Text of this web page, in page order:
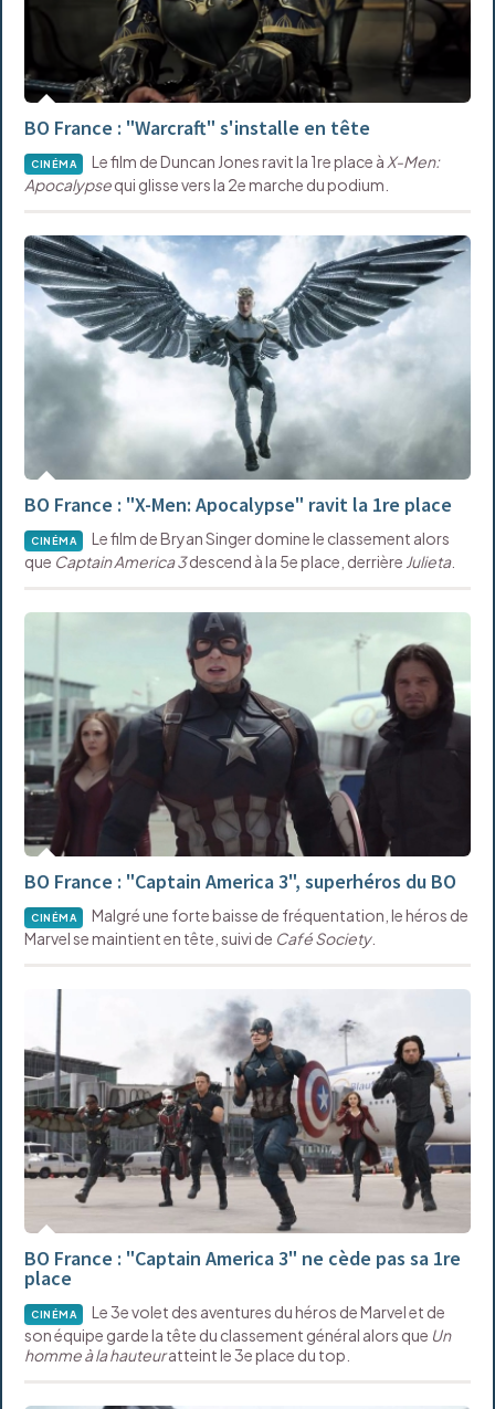
BO France : "Warcraft" s'installe en tête
CINÉMA Le film de Duncan Jones ravit la 1re place à X-Men:
Apocalypsequi glisse vers la 2e marche du podium.
BO France : "X-Men: Apocalypse" ravit la 1re place
CINÉMA
Le film de Bryan Singer domine le classement alors
que Captain America 3descend à la 5e place, derrière Julieta.
BO France : "Captain America 3", superhéros du BO
CINÉMA
Malgré une forte baisse de fréquentation, le héros de
Marvel se maintient en tête, suivi de Café Society.
BO France : "Captain America 3" ne cède pas sa 1re
place
CINÉMA
Le 3e volet des aventures du héros de Marvel et de
son équipe garde la tête du classement général alors que Un
homme à la hauteuratteint le 3e place du top.